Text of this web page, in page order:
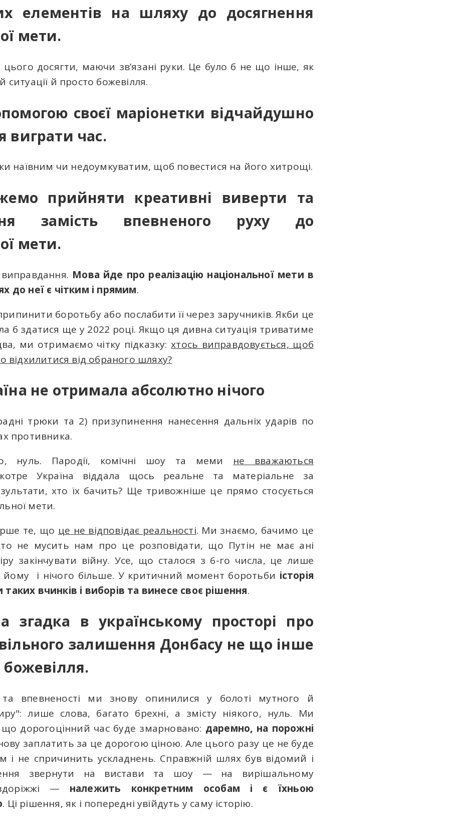
елементів на шляху до досягнення
мети.
досягти, маючи зв’язані руки. Це було б не що інше, як
ситуації й просто божевілля.
своєї маріонетки відчайдушно
виграти час.
наївним чи недоумкуватим, щоб повестися на його хитрощі.
прийняти креативні виверти та
замість впевненого руху до
мети.
Мова йде про реалізацію національної мети в
до неї є чітким і прямим.
боротьбу aбo послабити її через заручників. Якби це
б здатися ще у 2022 році. Якщо ця дивна ситуація триватиме
ми отримаємо чітку підказку:хтось виправдовується, щоб
відхилитися від обраного шляху?
не отримала абсолютно нічого
трюки та 2) призупинення нанесення дальніх ударів по
противника.
нуль. Пародії, комічні шоу та меми не вважаються
Україна віддалa щось реальне та матеріальне за
хто їх бачить? Ще тривожніше це прямо стосується
мети.
те, що це не відповідає реальності. Ми знаємо, бачимо це
не мусить нам про це розповідати, що Путін не має ані
закінчувати війну. Усе, що сталося з 6-го числа, це лише
йому і нічого більше. У критичний момент боротьби історія
таких вчинків і виборів та винесе своє рішення.
згадка в українському просторі про
залишення Донбасу не що інше
божевілля.
та впевненості ми знову опинилися у болоті мутного й
лише слова, багато брехні, а змісту ніякого, нуль. Ми
дорогоцінний час буде змарновано: даремно, на порожні
заплатить за це дорогою ціною. Але цього разу це не буде
і не спричинить ускладнень. Справжній шлях був відомий і
звернути на вистави та шоу — на вирішальному
— належить конкретним особам і є їхньою
. Ці рішення, як і попередні увійдуть у саму історію.